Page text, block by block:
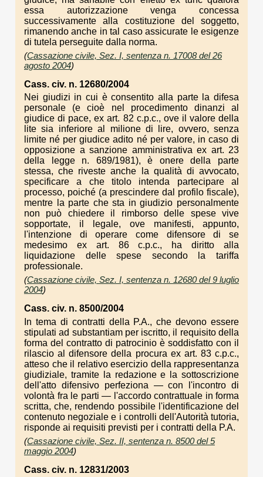
essa autorizzazione venga concessa
successivamente alla costituzione del soggetto,
rimanendo anche in tal caso assicurate le esigenze
di tutela perseguite dalla norma.
(Cassazione civile, Sez. I, sentenza n. 17008 del 26
agosto 2004)
Cass. civ. n. 12680/2004
Nei giudizi in cui è consentito alla parte la difesa
personale (e cioè nel procedimento dinanzi al
giudice di pace, ex art. 82 c.p.c., ove il valore della
lite sia inferiore al milione di lire, ovvero, senza
limite né per giudice adito né per valore, in caso di
opposizione a sanzione amministrativa ex art. 23
della legge n. 689/1981), è onere della parte
stessa, che riveste anche la qualità di avvocato,
specificare a che titolo intenda partecipare al
processo, poiché (a prescindere dal profilo fiscale),
mentre la parte che sta in giudizio personalmente
non può chiedere il rimborso delle spese vive
sopportate, il legale, ove manifesti, appunto,
l'intenzione di operare come difensore di se
medesimo ex art. 86 c.p.c., ha diritto alla
liquidazione delle spese secondo la tariffa
professionale.
(Cassazione civile, Sez. I, sentenza n. 12680 del 9 luglio
2004)
Cass. civ. n. 8500/2004
In tema di contratti della P.A., che devono essere
stipulati ad substantiam per iscritto, il requisito della
forma del contratto di patrocinio è soddisfatto con il
rilascio al difensore della procura ex art. 83 c.p.c.,
atteso che il relativo esercizio della rappresentanza
giudiziale, tramite la redazione e la sottoscrizione
dell'atto difensivo perfeziona — con l'incontro di
volontà fra le parti — l'accordo contrattuale in forma
scritta, che, rendendo possibile l'identificazione del
contenuto negoziale e i controlli dell'Autorità tutoria,
risponde ai requisiti previsti per i contratti della P.A.
(Cassazione civile, Sez. II, sentenza n. 8500 del 5
maggio 2004)
Cass. civ. n. 12831/2003